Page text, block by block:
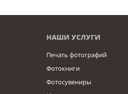
НАШИ УСЛУГИ
Печать фотографий
Фотокниги
Фотосувениры